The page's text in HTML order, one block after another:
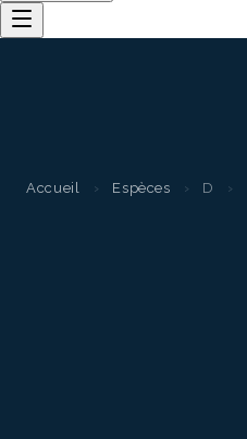
Accueil › Espèces › D ›